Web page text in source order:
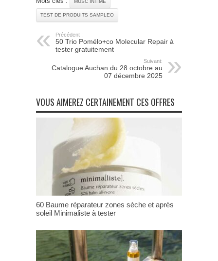
TEST DE PRODUITS SAMPLEO
Précédent :
50 Trio Pomélo+co Molecular Repair à
tester gratuitement
Suivant:
Catalogue Auchan du 28 octobre au
07 décembre 2025
VOUS AIMEREZ CERTAINEMENT CES OFFRES
60 Baume réparateur zones sèche et après
soleil Minimaliste à tester